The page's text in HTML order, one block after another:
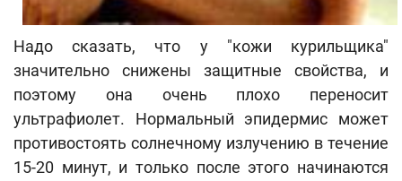
Надо сказать, что у "кожи курильщика"
значительно снижены защитные свойства, и
поэтому она очень плохо переносит
ультрафиолет. Нормальный эпидермис может
противостоять солнечному излучению в течение
15-20 минут, и только после этого начинаются